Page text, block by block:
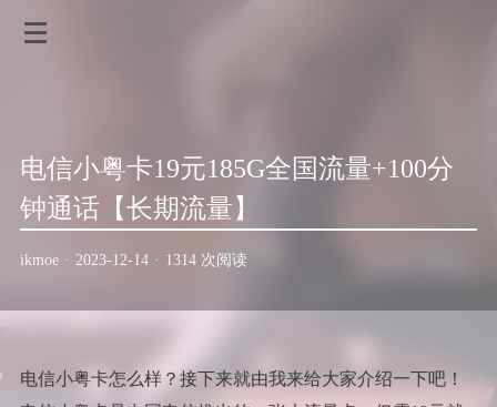
电信小粤卡19元185G全国流量+100分
钟通话【长期流量】
ikmoe · 2023-12-14 · 1314 次阅读
电信小粤卡怎么样？接下来就由我来给大家介绍一下吧！